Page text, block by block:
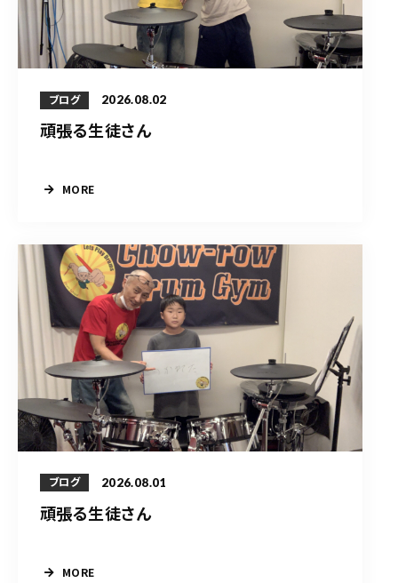
ブログ 2026.08.02
頑張る生徒さん
MORE
ブログ 2026.08.01
頑張る生徒さん
MORE